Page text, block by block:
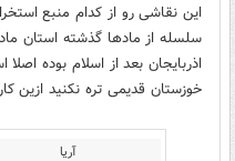
این نقاشی رو از کدام منبع
سلسله از مادها گذشته استان
اذربایجان بعد از اسلام بوده
خوزستان قدیمی تره نکنید ازین
آریا